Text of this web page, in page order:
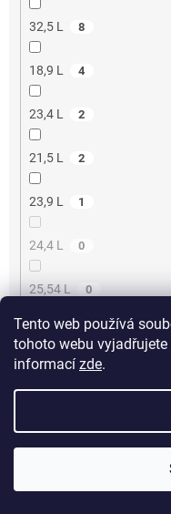
Tento web používá
tohoto webu
informací zde.
32,5 L 8
18,9 L 4
23,4 L 2
21,5 L 2
23,9 L 1
24,4 L 0
25,54 L 0
6,3 L 3
Určení